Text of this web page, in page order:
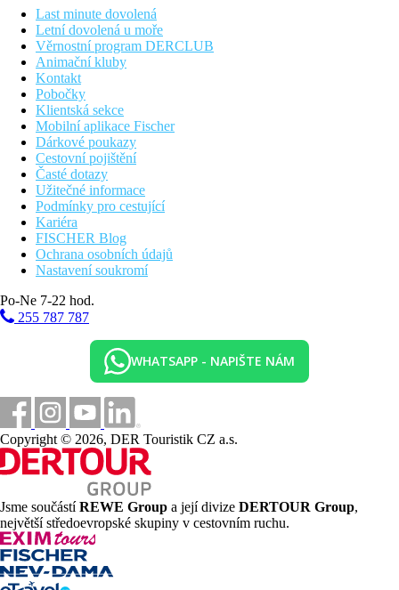
Last minute dovolená
Letní dovolená u moře
Věrnostní program DERCLUB
Animační kluby
Kontakt
Pobočky
Klientská sekce
Mobilní aplikace Fischer
Dárkové poukazy
Cestovní pojištění
Časté dotazy
Užitečné informace
Podmínky pro cestující
Kariéra
FISCHER Blog
Ochrana osobních údajů
Nastavení soukromí
Po-Ne 7-22 hod.
255 787 787
WHATSAPP - NAPIŠTE NÁM
Copyright © 2026, DER Touristik CZ a.s.
Jsme součástíREWE Group a její divize DERTOUR Group,
největší středoevropské skupiny v cestovním ruchu.